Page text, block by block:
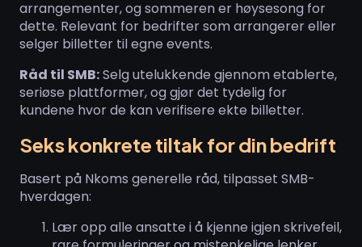
arrangementer, og sommeren er høysesong for
dette. Relevant for bedrifter som arrangerer eller
selger billetter til egne events.
Råd til SMB:Selg utelukkende gjennom etablerte,
seriøse plattformer, og gjør det tydelig for
kundene hvor de kan verifisere ekte billetter.
Seks konkrete tiltak for din bedrift
Basert på Nkoms generelle råd, tilpasset SMB-
hverdagen:
Lær opp alle ansatte i å kjenne igjen skrivefeil,